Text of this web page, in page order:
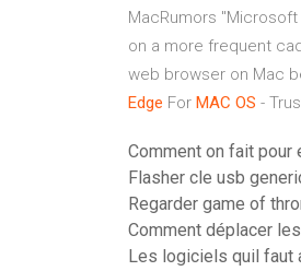
MacRumors
on a more frequent
web browser on Mac
Edge For MAC OS -
Comment on fait pour
Flasher cle usb
Regarder game of
Comment déplacer
Les logiciels quil faut